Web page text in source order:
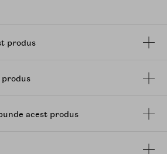
de catina, aceasta crema ajuta
vegan, certificat COSMOS
aplica crema pe pielea curata si
de catina, unt de Shea,
de camelie, ulei de macese si
produs
produs
acest produs